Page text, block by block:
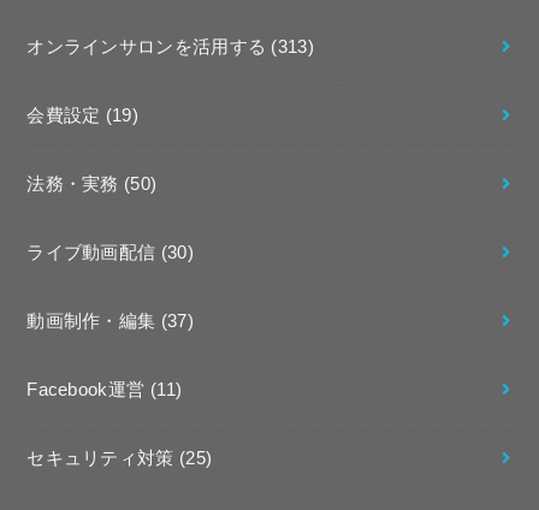
オンラインサロンを活用する (313)
会費設定 (19)
法務・実務 (50)
ライブ動画配信 (30)
動画制作・編集 (37)
Facebook運営 (11)
セキュリティ対策 (25)